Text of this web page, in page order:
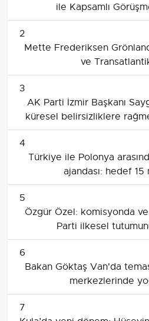
ile Kapsamlı
2
Mette Frederiksen
ve
3
AK Parti İzmir Başkanı
küresel belirsizliklere
alanı inşa
4
Türkiye ile Polonya
ajandası: hedef
5
Özgür Özel: komisyonda
Parti ilkesel
6
Bakan Göktaş Van'da
merkezlerinde
7